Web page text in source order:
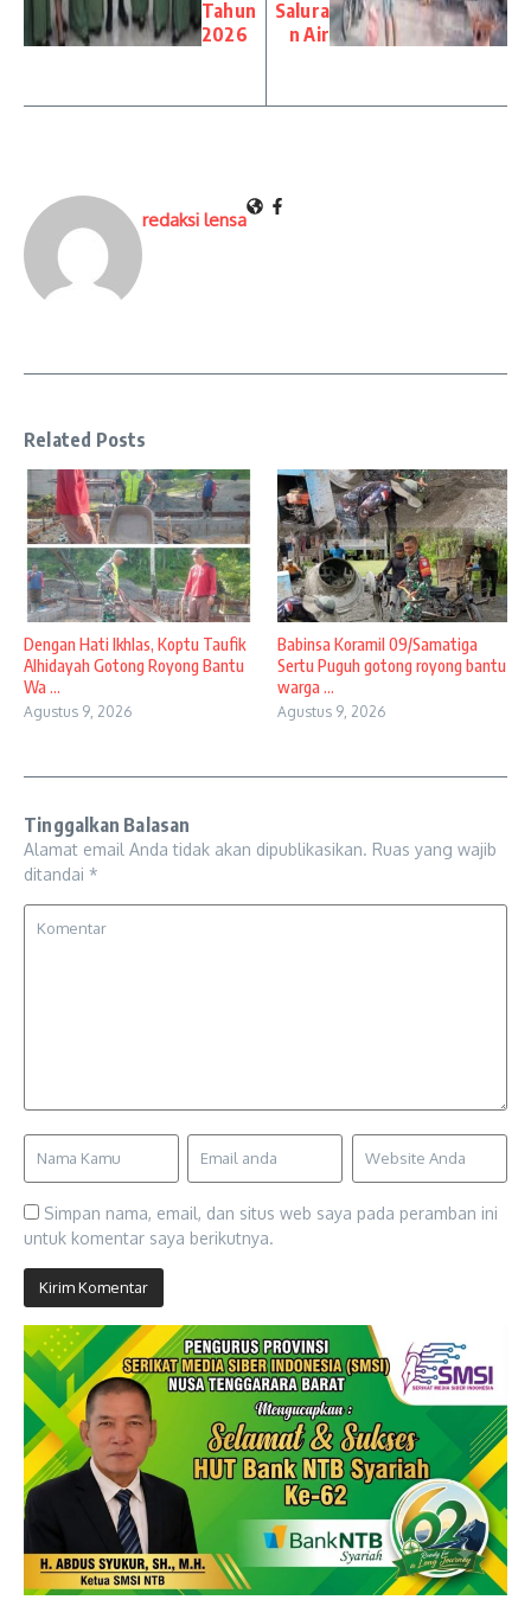
Tahun
2026
Salura
n Air
redaksi lensa
Related Posts
Dengan Hati Ikhlas, Koptu Taufik
Alhidayah Gotong Royong Bantu
Wa ...
Agustus 9, 2026
Babinsa Koramil 09/Samatiga
Sertu Puguh gotong royong bantu
warga ...
Agustus 9, 2026
Tinggalkan Balasan
Alamat email Anda tidak akan dipublikasikan. Ruas yang wajib
ditandai *
Simpan nama, email, dan situs web saya pada peramban ini
untuk komentar saya berikutnya.